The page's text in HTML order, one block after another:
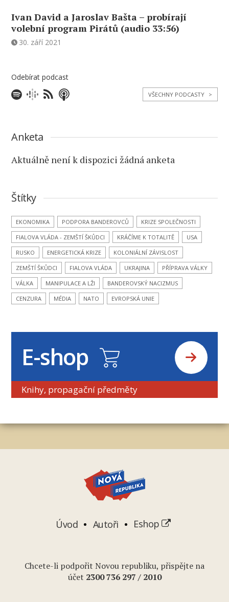
Ivan David a Jaroslav Bašta – probírají
volební program Pirátů (audio 33:56)
30. září 2021
Odebírat podcast
VŠECHNY PODCASTY >
Anketa
Aktuálně není k dispozici žádná anketa
Štítky
EKONOMIKA PODPORA BANDEROVCŮ
KRIZE SPOLEČNOSTI
FIALOVA VLÁDA - ZEMŠTÍ ŠKŮDCI
KRÁČÍME K TOTALITĚ
USA
RUSKO
ENERGETICKÁ KRIZE
KOLONIÁLNÍ ZÁVISLOST
ZEMŠTÍ ŠKŮDCI
FIALOVA VLÁDA UKRAJINA
PŘÍPRAVA VÁLKY
VÁLKA
MANIPULACE A LŽI
BANDEROVSKÝ NACIZMUS
CENZURA
MÉDIA NATO EVROPSKÁ UNIE
E-shop
Knihy, propagační předměty
Úvod Autoři Eshop
Chcete-li podpořit Novou republiku, přispějte na
účet 2300 736 297 / 2010